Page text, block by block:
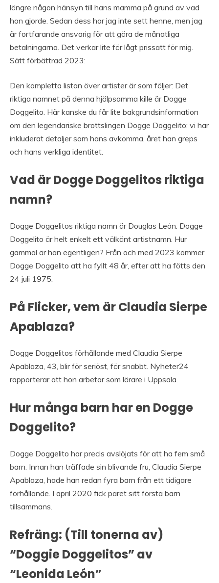
längre någon hänsyn till hans mamma på grund av vad
hon gjorde. Sedan dess har jag inte sett henne, men jag
är fortfarande ansvarig för att göra de månatliga
betalningarna. Det verkar lite för lågt prissatt för mig.
Sätt förbättrad 2023:
Den kompletta listan över artister är som följer: Det
riktiga namnet på denna hjälpsamma kille är Dogge
Doggelito. Här kanske du får lite bakgrundsinformation
om den legendariske brottslingen Dogge Doggelito; vi har
inkluderat detaljer som hans avkomma, året han greps
och hans verkliga identitet.
Vad är Dogge Doggelitos riktiga
namn?
Dogge Doggelitos riktiga namn är Douglas León. Dogge
Doggelito är helt enkelt ett välkänt artistnamn. Hur
gammal är han egentligen? Från och med 2023 kommer
Dogge Doggelito att ha fyllt 48 år, efter att ha fötts den
24 juli 1975.
På Flicker, vem är Claudia Sierpe
Apablaza?
Dogge Doggelitos förhållande med Claudia Sierpe
Apablaza, 43, blir för seriöst, för snabbt. Nyheter24
rapporterar att hon arbetar som lärare i Uppsala.
Hur många barn har en Dogge
Doggelito?
Dogge Doggelito har precis avslöjats för att ha fem små
barn. Innan han träffade sin blivande fru, Claudia Sierpe
Apablaza, hade han redan fyra barn från ett tidigare
förhållande. I april 2020 fick paret sitt första barn
tillsammans.
Refräng: (Till tonerna av)
“Doggie Doggelitos” av
“Leonida León”